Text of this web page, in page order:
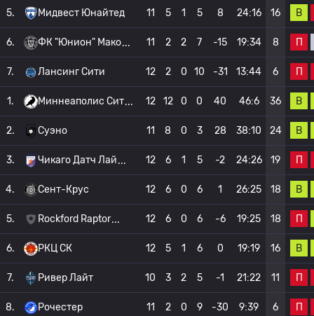
5. Мидвест Юнайтед 11 5 1 5 8 24:16 16 В
6. ФК "Юнион" Мако 11 2 2 7 -15 19:34 8 П
7. Лансинг Сити 12 2 0 10 -31 13:44 6 П
1. Миннеаполис Сит 12 12 0 0 40 46:6 36 В
2. Суэно 11 8 0 3 28 38:10 24 В
3. Чикаго Датч Лай 12 6 1 5 -2 24:26 19 П
4. Сент-Крус 12 6 0 6 1 26:25 18 В
5. Rockford Raptor 12 6 0 6 -6 19:25 18 П
6. РКЦ СК 12 5 1 6 0 19:19 16 В
7. Ривер Лайт 10 3 2 5 -1 21:22 11 П
8. Рочестер 11 2 0 9 -30 9:39 6 П